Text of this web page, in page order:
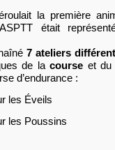
la première
était
7 ateliers
de lacourse et
d’endurance :
les Éveils
les Poussins